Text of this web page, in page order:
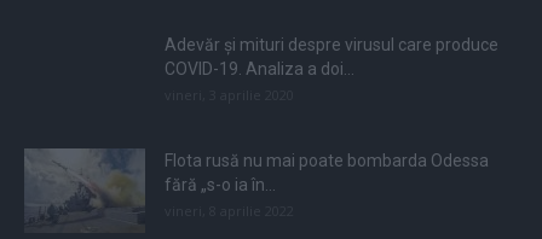
Adevăr și mituri despre virusul care produce
COVID-19. Analiza a doi...
Flota rusă nu mai poate bombarda Odessa
fără „s-o ia în...